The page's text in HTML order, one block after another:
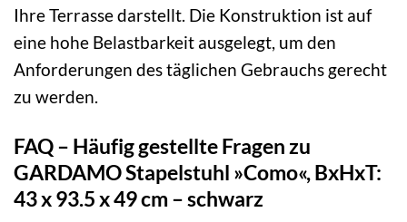
Ihre Terrasse darstellt. Die Konstruktion ist auf
eine hohe Belastbarkeit ausgelegt, um den
Anforderungen des täglichen Gebrauchs gerecht
zu werden.
FAQ – Häufig gestellte Fragen zu
GARDAMO Stapelstuhl »Como«, BxHxT:
43 x 93.5 x 49 cm – schwarz